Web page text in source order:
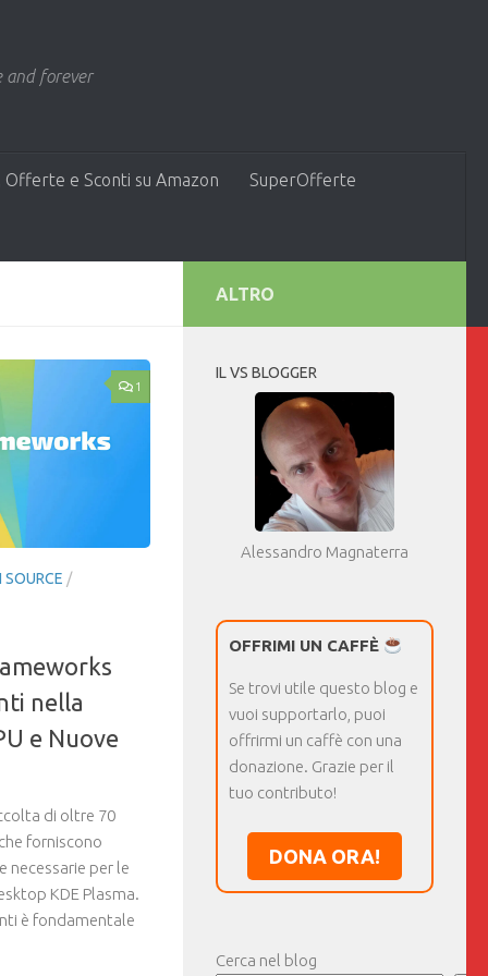
and forever
Offerte e Sconti su Amazon SuperOfferte
1
SOURCE /
nella
e Nuove
di oltre 70
forniscono
necessarie per le
KDE Plasma.
è fondamentale
ALTRO
IL VS BLOGGER
Alessandro Magnaterra
OFFRIMI UN CAFFÈ
Se trovi utile questo blog e
vuoi supportarlo, puoi
offrirmi un caffè con una
donazione. Grazie per il
tuo contributo!
DONA ORA!
Cerca nel blog